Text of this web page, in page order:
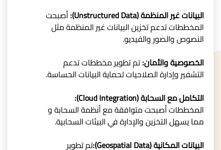
البيانات غير المنظمة (Unstructured Data):
أصبحت
المخططات تدعم تخزين البيانات غير المنظمة مثل
النصوص والصور والفيديو.
الخصوصية والأمان:تم تطوير مخططات تدعم
التشفير وإدارة الصلاحيات لحماية البيانات الحساسة.
التكامل مع السحابة (Cloud Integration):
المخططات أصبحت متوافقة مع أنظمة السحابة و
مما يسهل التخزين والإدارة في البيئات السحابية.
البيانات المكانية (Geospatial Data):
تم تطوير